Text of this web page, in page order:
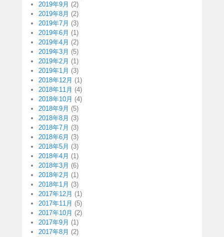
2019年9月 (2)
2019年8月 (2)
2019年7月 (3)
2019年6月 (1)
2019年4月 (2)
2019年3月 (5)
2019年2月 (1)
2019年1月 (3)
2018年12月 (1)
2018年11月 (4)
2018年10月 (4)
2018年9月 (5)
2018年8月 (3)
2018年7月 (3)
2018年6月 (3)
2018年5月 (3)
2018年4月 (1)
2018年3月 (6)
2018年2月 (1)
2018年1月 (3)
2017年12月 (1)
2017年11月 (5)
2017年10月 (2)
2017年9月 (1)
2017年8月 (2)